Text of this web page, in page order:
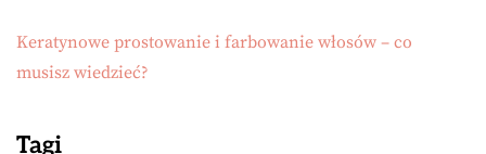
Keratynowe prostowanie i farbowanie włosów – co
musisz wiedzieć?
Tagi